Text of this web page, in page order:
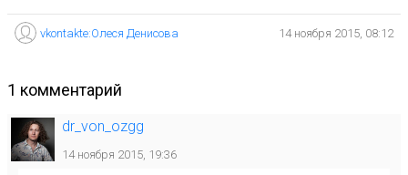
vkontakte:Олеся Денисова 14 ноября 2015, 08:12
1 комментарий
dr_von_ozgg
14 ноября 2015, 19:36